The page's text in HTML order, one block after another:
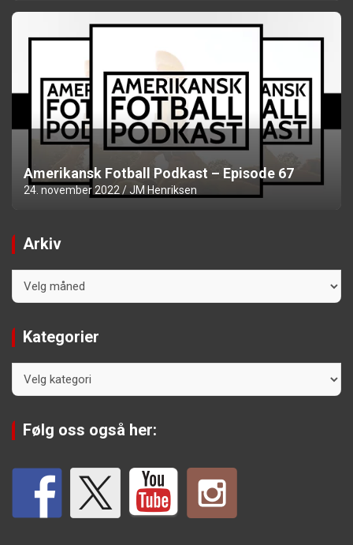
Amerikansk Fotball Podkast – Episode 67
24. november 2022 JM Henriksen
Arkiv
Kategorier
Følg oss også her: